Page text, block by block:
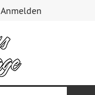
Anmelden